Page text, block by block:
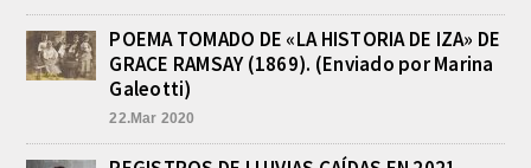
se...
INFORME DE DEFENSA CIVIL
LOBOS, COLABORACION EN LA
En las primeras horas de la tarde del
POEMA TOMADO DE «LA HISTORIA DE IZA» DE
GRACE RAMSAY (1869). (Enviado por Marina
Galeotti)
22.Mar 2020